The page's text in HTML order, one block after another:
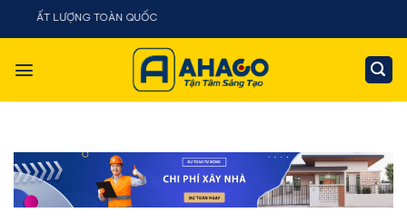
Chuyển
dung
LƯỢNG TOÀN QUỐC